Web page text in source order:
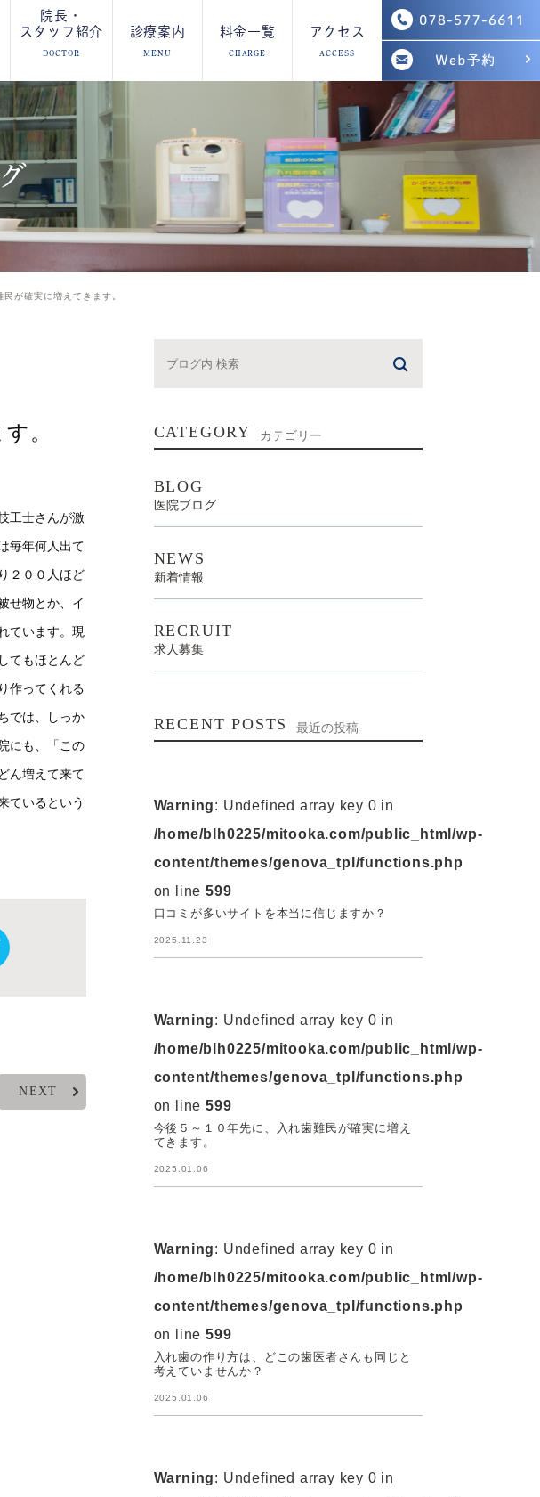
院長・
スタッフ紹介
DOCTOR
診療案内
MENU
料金一覧
CHARGE
アクセス
ACCESS
が確実に増えてきます。
。
工士さんが激
毎年何人出て
２００人ほど
せ物とか、イ
ています。現
てもほとんど
作ってくれる
では、しっか
にも、「この
ん増えて来て
ているという
NEXT
CATEGORY カテゴリー
BLOG
医院ブログ
NEWS
新着情報
RECRUIT
求人募集
RECENT POSTS 最近の投稿
Warning: Undefined array key 0 in
/home/blh0225/mitooka.com/public_html/wp-
content/themes/genova_tpl/functions.php
on line599
口コミが多いサイトを本当に信じますか？
2025.11.23
Warning: Undefined array key 0 in
/home/blh0225/mitooka.com/public_html/wp-
content/themes/genova_tpl/functions.php
on line599
今後５～１０年先に、入れ歯難民が確実に増え
てきます。
2025.01.06
Warning: Undefined array key 0 in
/home/blh0225/mitooka.com/public_html/wp-
content/themes/genova_tpl/functions.php
on line599
入れ歯の作り方は、どこの歯医者さんも同じと
考えていませんか？
2025.01.06
Warning: Undefined array key 0 in